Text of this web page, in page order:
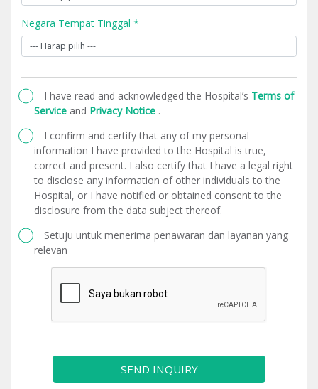
Negara Tempat Tinggal *
I have read and acknowledged the Hospital’s Terms of
Service and Privacy Notice .
I confirm and certify that any of my personal
information I have provided to the Hospital is true,
correct and present. I also certify that I have a legal right
to disclose any information of other individuals to the
Hospital, or I have notified or obtained consent to the
disclosure from the data subject thereof.
Setuju untuk menerima penawaran dan layanan yang
relevan
SEND INQUIRY